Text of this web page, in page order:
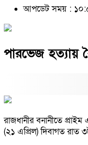
আপডেট সময় :
পারভেজ হত্যায়
রাজধানীর বনানীতে প্রাইম
(২১ এপ্রিল) দিবাগত রাত